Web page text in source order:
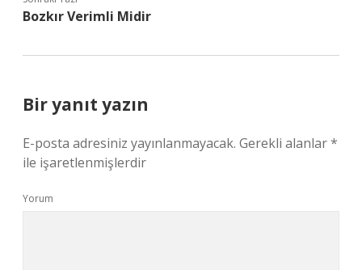
Bozkır Verimli Midir
Bir yanıt yazın
E-posta adresiniz yayınlanmayacak. Gerekli alanlar*
ile işaretlenmişlerdir
Yorum